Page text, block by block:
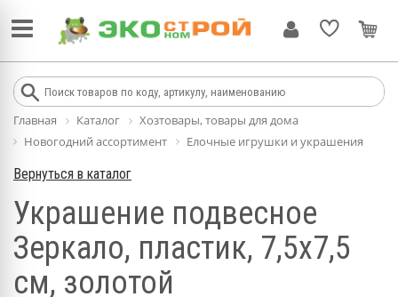
Главная Каталог
Хозтовары, товары для дома
Новогодний ассортимент
Елочные игрушки и украшения
Вернуться в каталог
Украшение подвесное
Зеркало, пластик, 7,5х7,5
см, золотой